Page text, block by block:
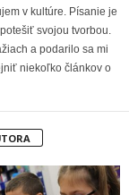
v kultúre. Písanie je
svojou tvorbou.
a podarilo sa mi
niekoľko článkov o